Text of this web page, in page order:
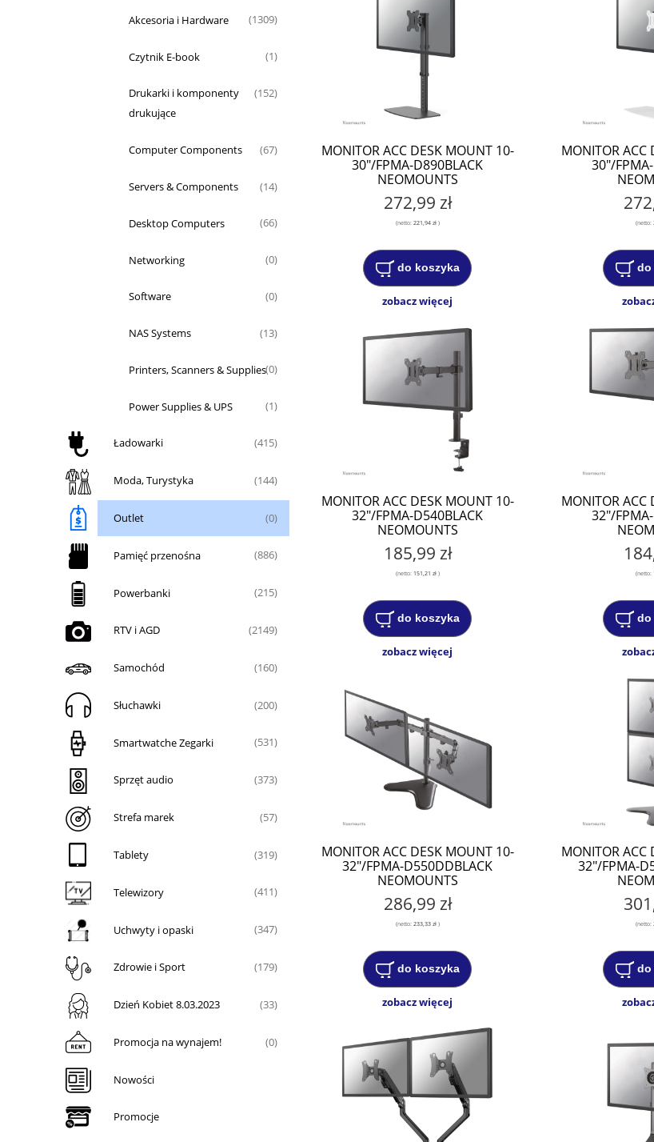
Akcesoria i Hardware (1309)
Czytnik E-book (1)
Drukarki i komponenty
drukujące
(152)
Computer Components (67)
Servers & Components (14)
Desktop Computers (66)
Networking (0)
Software (0)
NAS Systems (13)
Printers, Scanners & Supplies(0)
Power Supplies & UPS (1)
Ładowarki (415)
Moda, Turystyka (144)
Outlet (0)
Pamięć przenośna (886)
Powerbanki (215)
RTV i AGD (2149)
Samochód (160)
Słuchawki (200)
Smartwatche Zegarki (531)
Sprzęt audio (373)
Strefa marek (57)
Tablety (319)
Telewizory (411)
Uchwyty i opaski (347)
Zdrowie i Sport (179)
Dzień Kobiet 8.03.2023 (33)
Promocja na wynajem! (0)
Nowości
Promocje
MONITOR ACC DESK MOUNT 10-
30"/FPMA-D890BLACK
NEOMOUNTS
272,99 zł
(netto: 221,94 zł)
do koszyka
zobacz więcej
MONITOR ACC
30"/
(netto:
do
MONITOR ACC DESK MOUNT 10-
32"/FPMA-D540BLACK
NEOMOUNTS
185,99 zł
(netto: 151,21 zł)
do koszyka
zobacz więcej
MONITOR ACC
32"/
(netto:
do
MONITOR ACC DESK MOUNT 10-
32"/FPMA-D550DDBLACK
NEOMOUNTS
286,99 zł
(netto: 233,33 zł)
do koszyka
zobacz więcej
MONITOR ACC
32"/FPMA-
(netto:
do